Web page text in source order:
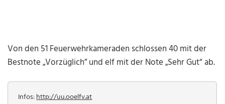
Von den 51 Feuerwehrkameraden schlossen 40 mit der
Bestnote „Vorzüglich” und elf mit der Note „Sehr Gut“ ab.
Infos:http://uu.ooelfv.at